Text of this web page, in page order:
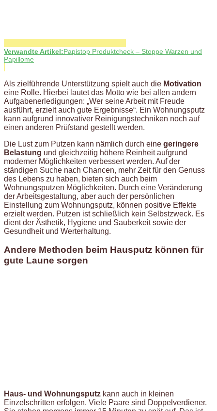
Verwandte Artikel:Papistop Produktcheck – Stoppe Warzen und
Papillome
Als zielführende Unterstützung spielt auch die Motivation
eine Rolle. Hierbei lautet das Motto wie bei allen andern
Aufgabenerledigungen: „Wer seine Arbeit mit Freude
ausführt, erzielt auch gute Ergebnisse“. Ein Wohnungsputz
kann aufgrund innovativer Reinigungstechniken noch auf
einen anderen Prüfstand gestellt werden.
Die Lust zum Putzen kann nämlich durch eine geringere
Belastung und gleichzeitig höhere Reinheit aufgrund
moderner Möglichkeiten verbessert werden. Auf der
ständigen Suche nach Chancen, mehr Zeit für den Genuss
des Lebens zu haben, bieten sich auch beim
Wohnungsputzen Möglichkeiten. Durch eine Veränderung
der Arbeitsgestaltung, aber auch der persönlichen
Einstellung zum Wohnungsputz, können positive Effekte
erzielt werden. Putzen ist schließlich kein Selbstzweck. Es
dient der Ästhetik, Hygiene und Sauberkeit sowie der
Gesundheit und Werterhaltung.
Andere Methoden beim Hausputz können für
gute Laune sorgen
Haus- und Wohnungsputz kann auch in kleinen
Einzelschritten erfolgen. Viele Paare sind Doppelverdiener.